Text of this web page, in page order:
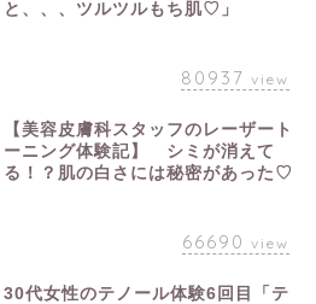
と、、、ツルツルもち肌♡」
80937 view
【美容皮膚科スタッフのレーザート
ーニング体験記】 シミが消えて
る！？肌の白さには秘密があった♡
66690 view
30代女性のテノール体験6回目「テ